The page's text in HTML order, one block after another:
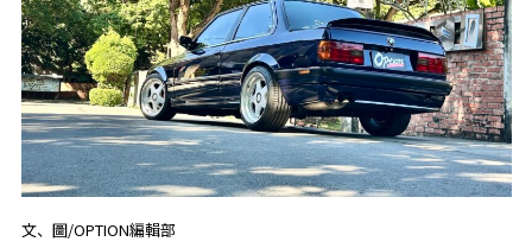
文、圖/OPTION編輯部